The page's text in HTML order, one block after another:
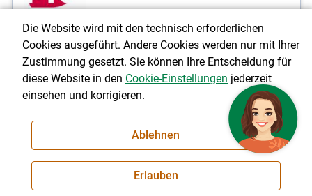
Waldstraße 4
4641 Steinhaus
T 07242/27884-0
I:www.pig.at
Besamungsstation Steinhaus
T 07242/27884-0
Die Website wird mit den technisch erforderlichen
Cookies ausgeführt. Andere Cookies werden nur mit Ihrer
Zustimmung gesetzt. Sie können Ihre Entscheidung für
diese Website in den Cookie-Einstellungen jederzeit
einsehen und korrigieren.
Ablehnen
Erlauben